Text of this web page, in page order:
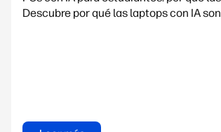
Descubre por qué las laptops con IA